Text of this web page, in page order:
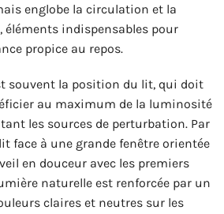
englobe la circulation et la
éléments indispensables pour
propice au repos.
souvent la position du lit, qui doit
au maximum de la luminosité
les sources de perturbation. Par
face à une grande fenêtre orientée
en douceur avec les premiers
naturelle est renforcée par un
claires et neutres sur les